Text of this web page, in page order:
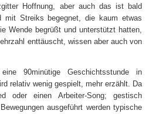
Hoffnung, aber auch das ist bald
mit Streiks begegnet, die kaum etwas
Wende begrüßt und unterstützt hatten,
enttäuscht, wissen aber auch von
90minütige Geschichtsstunde in
relativ wenig gespielt, mehr erzählt. Da
oder einen Arbeiter-Song; gestisch
ausgeführt werden typische